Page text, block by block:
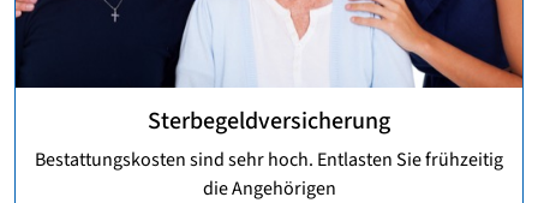
Sterbegeldversicherung
Bestattungskosten sind sehr hoch. Entlasten Sie frühzeitig
die Angehörigen